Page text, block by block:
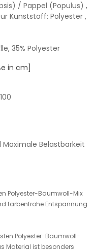
/ Pappel (Populus) ,
Kunststoff: Polyester ,
35% Polyester
in cm]
Maximale Belastbarkeit
Polyester-Baumwoll-Mix
farbenfrohe Entspannung
Polyester-Baumwoll-
Material ist besonders